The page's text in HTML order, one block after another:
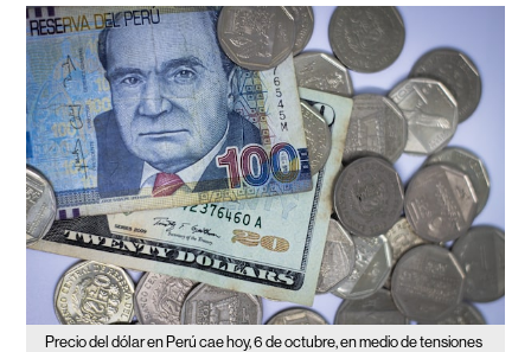
Precio del dólar en Perú cae hoy, 6 de octubre, en medio de tensiones